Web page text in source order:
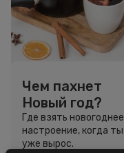
Чем пахнет
Новый год?
Где взять новогоднее
настроение, когда ты
уже вырос.